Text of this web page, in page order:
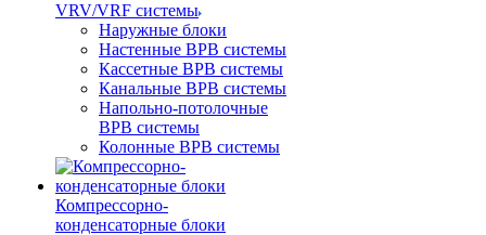
VRV/VRF системы
Наружные блоки
Настенные ВРВ системы
Кассетные ВРВ системы
Канальные ВРВ системы
Напольно-потолочные
ВРВ системы
Колонные ВРВ системы
Компрессорно-
конденсаторные блоки